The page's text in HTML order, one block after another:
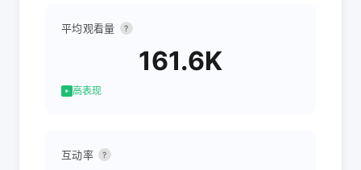
平均观看量 ?
161.6K
高表现
互动率 ?